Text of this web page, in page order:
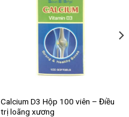
Calcium D3 Hộp 100 viên – Điều
trị loãng xương